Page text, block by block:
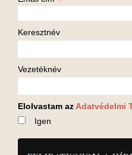
Keresztnév
Vezetéknév
Elolvastam az Adatvédelmi
Igen